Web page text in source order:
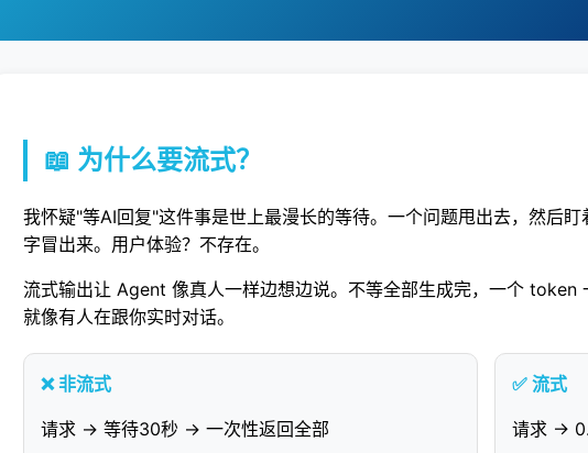
📖 为什么要流式？
我怀疑"等AI回复"这件事是世上最漫长的等待。一个问题甩出去，然后
字冒出来。用户体验？不存在。
流式输出让 Agent 像真人一样边想边说。不等全部生成完，一个 token
就像有人在跟你实时对话。
❌ 非流式
请求 → 等待30秒 → 一次性返回全部
✅ 流式
请求 →